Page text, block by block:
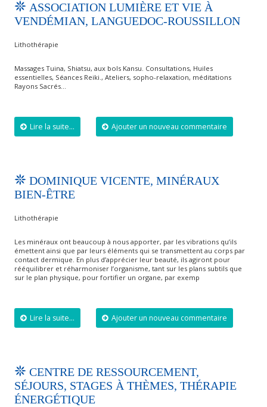
ASSOCIATION LUMIÈRE ET VIE À
VENDÉMIAN, LANGUEDOC-ROUSSILLON
Lithothérapie
Massages Tuina, Shiatsu, aux bols Kansu. Consultations, Huiles
essentielles, Séances Reiki., Ateliers, sopho-relaxation, méditations
Rayons Sacrés…
Lire la suite... Ajouter un nouveau commentaire
DOMINIQUE VICENTE, MINÉRAUX
BIEN-ÊTRE
Lithothérapie
Les minéraux ont beaucoup à nous apporter, par les vibrations qu’ils
émettent ainsi que par leurs éléments qui se transmettent au corps par
contact dermique. En plus d’apprécier leur beauté, ils agiront pour
rééquilibrer et réharmoniser l’organisme, tant sur les plans subtils que
sur le plan physique, pour fortifier un organe, par exemp
Lire la suite... Ajouter un nouveau commentaire
CENTRE DE RESSOURCEMENT,
SÉJOURS, STAGES À THÈMES, THÉRAPIE
ÉNERGÉTIQUE